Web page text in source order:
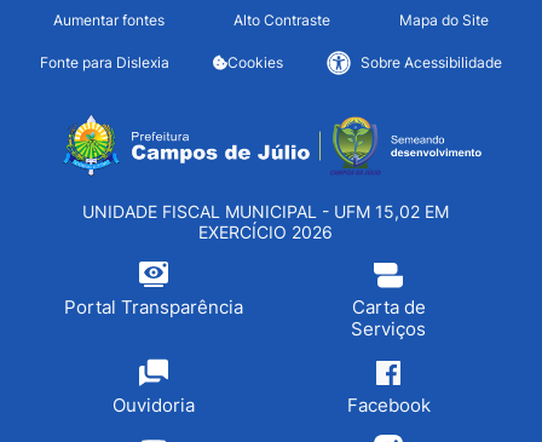
Seção de atalhos e links
Ir para o conteúdo [alt+1]
Ir para o menu [alt+2]
Ir para o rodapé [alt+4]
Aumentar fontes Alto Contraste Mapa do Site
Fonte para Dislexia Cookies Sobre Acessibilidade
Seção do menu principal
UNIDADE FISCAL MUNICIPAL - UFM 15,02 EM
EXERCÍCIO 2026
Portal Transparência
Carta de
Serviços
Ouvidoria Facebook